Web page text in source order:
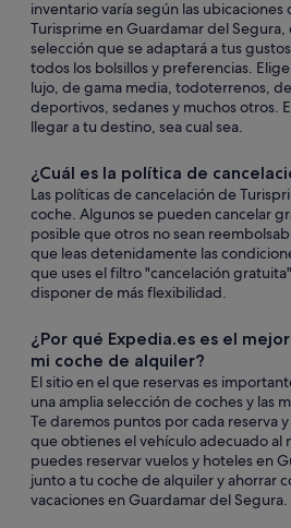
inventario varía según las
Turisprime en Guardamar del
selección que se adaptará a tus
todos los bolsillos y preferencias.
lujo, de gama media, todoterrenos,
deportivos, sedanes y muchos otros.
llegar a tu destino, sea cual sea.
¿Cuál es la política de
Las políticas de cancelación de
coche. Algunos se pueden cancelar
posible que otros no sean
que leas detenidamente las
que uses el filtro "cancelación
disponer de más flexibilidad.
¿Por qué Expedia.es es el
mi coche de alquiler?
El sitio en el que reservas es
una amplia selección de coches y las
Te daremos puntos por cada reserva
que obtienes el vehículo adecuado al
puedes reservar vuelos y hoteles en
junto a tu coche de alquiler y ahorrar
vacaciones en Guardamar del Segura.